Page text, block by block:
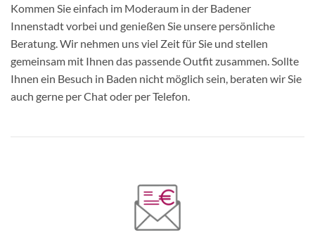
Kommen Sie einfach im Moderaum in der Badener
Innenstadt vorbei und genießen Sie unsere persönliche
Beratung. Wir nehmen uns viel Zeit für Sie und stellen
gemeinsam mit Ihnen das passende Outfit zusammen. Sollte
Ihnen ein Besuch in Baden nicht möglich sein, beraten wir Sie
auch gerne per Chat oder per Telefon.